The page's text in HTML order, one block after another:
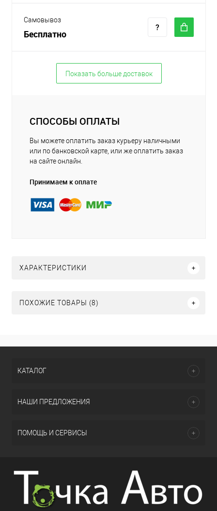
Самовывоз
Бесплатно
Показать больше доставок
СПОСОБЫ ОПЛАТЫ
Вы можете оплатить заказ курьеру наличными
или по банковской карте, или же оплатить заказ
на сайте онлайн.
Принимаем к оплате
ХАРАКТЕРИСТИКИ
ПОХОЖИЕ ТОВАРЫ (8)
КАТАЛОГ
НАШИ ПРЕДЛОЖЕНИЯ
ПОМОЩЬ И СЕРВИСЫ